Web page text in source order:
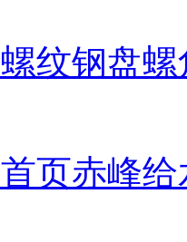
纹钢盘
页赤峰